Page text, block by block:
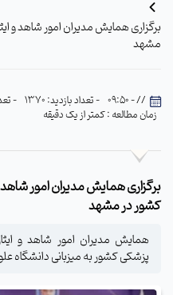
برگزاری همایش مدیران امور شاهد و
مشهد
// - 09:50 - تعداد بازدید: 1370
-
زمان مطالعه : کمتر از یک دقیقه
برگزاری همایش مدیران امور
کشور در مشهد
همایش مدیران امور شاهد و
پزشکی کشور به میزبانی دانشگاه